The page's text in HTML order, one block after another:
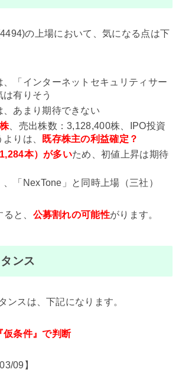
の上場において、気になる点は下
、「インターネットセキュリティサー
は有りそう
、あまり期待できない
、売出株数：3,128,400株、IPO投資
りは、
既存株主の利益確定？
本）が多いため、初値上昇は期待
、「NexTone」と同時上場（三社）
と、 公募割れの可能性がります。
ンス
ンスは、下記になります。
仮条件』で判断
09】